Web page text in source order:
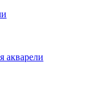
акварели